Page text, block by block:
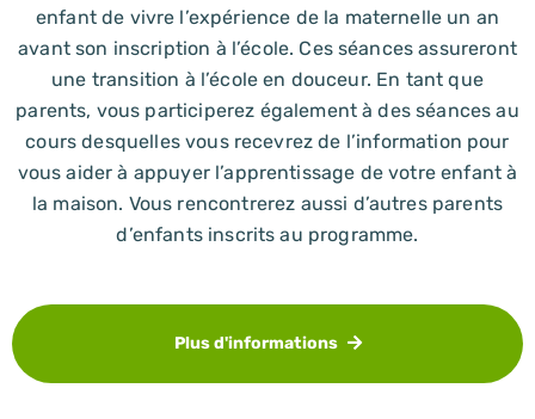
enfant de vivre l’expérience de la maternelle un an
avant son inscription à l’école. Ces séances assureront
une transition à l’école en douceur. En tant que
parents, vous participerez également à des séances au
cours desquelles vous recevrez de l’information pour
vous aider à appuyer l’apprentissage de votre enfant à
la maison. Vous rencontrerez aussi d’autres parents
d’enfants inscrits au programme.
Plus d'informations